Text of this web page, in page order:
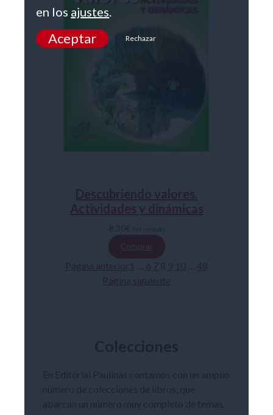
Descubriendo valores.
Actividades y dinámicas
Comprar
Página anterior1 6 7 9 10
48
Página siguiente
en los ajustes.
Aceptar Rechazar